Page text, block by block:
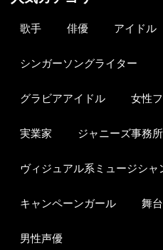
歌手 俳優 アイドル
シンガーソングライター
グラビアアイドル 女性
実業家 ジャニーズ事務所
ヴィジュアル系ミュージシャ
キャンペーンガール 舞
男性声優